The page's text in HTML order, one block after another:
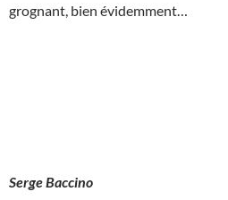
grognant, bien évidemment…
Serge Baccino